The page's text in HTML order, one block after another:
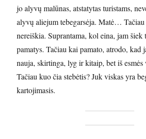
jo alyvų malūnas, atstatytas turistams,
alyvų aliejum tebegarsėja. Matė…
nereiškia. Suprantama, kol eina, jam šiek
pamatys. Tačiau kai pamato, atrodo, kad
nauja, skirtinga, lyg ir kitaip, bet iš esmės
Tačiau kuo čia stebėtis? Juk viskas yra
kartojimasis.